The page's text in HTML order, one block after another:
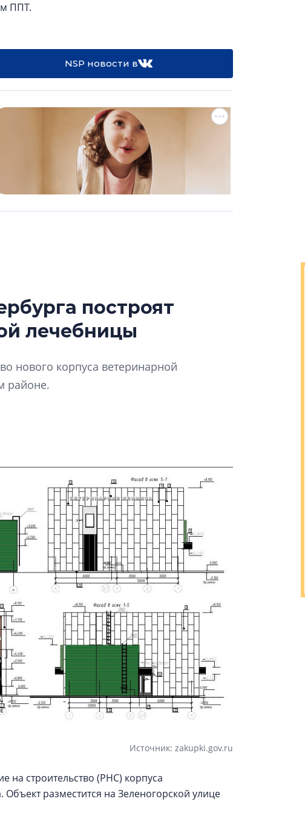
ППТ.
NSP новости в
построят
лечебницы
нового корпуса ветеринарной
районе.
Источник: zakupki.gov.ru
на строительство (РНС) корпуса
разместится на Зеленогорской улице
Роман Корнышев: «Поводом
Девелопер «Вертикаль»: поводом
апарты, которые еще больше
приблизятся к гостиничному
уровню сервиса, уверены в УК
КЕЙПОРТ